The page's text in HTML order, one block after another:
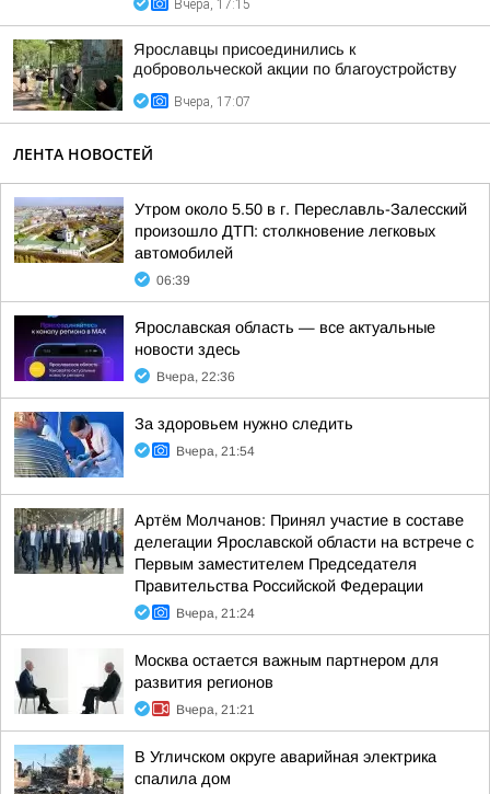
Вчера, 17:15
Ярославцы присоединились к
добровольческой акции по благоустройству
Вчера, 17:07
ЛЕНТА НОВОСТЕЙ
Утром около 5.50 в г. Переславль-Залесский
произошло ДТП: столкновение легковых
автомобилей
06:39
Ярославская область — все актуальные
новости здесь
Вчера, 22:36
За здоровьем нужно следить
Вчера, 21:54
Артём Молчанов: Принял участие в составе
делегации Ярославской области на встрече с
Первым заместителем Председателя
Правительства Российской Федерации
Вчера, 21:24
Москва остается важным партнером для
развития регионов
Вчера, 21:21
В Угличском округе аварийная электрика
спалила дом